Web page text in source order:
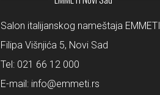
Salon italijanskog nameštaja EMMETI
Filipa Višnjića 5, Novi Sad
Tel: 021 66 12 000
E-mail: info@emmeti.rs